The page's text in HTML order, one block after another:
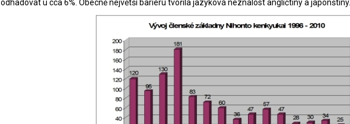
odhadovat u cca 6%. Obecně největší bariéru tvořila jazyková neznalost angličtiny a japonštiny.